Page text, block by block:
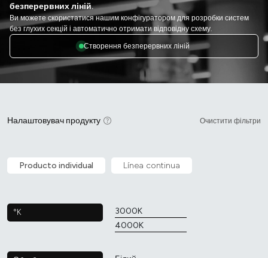
безперервних ліній.
Ви можете скористатися нашим конфігуратором для розробки систем
без глухих секцій і автоматично отримати відповідну схему.
Створення безперервних ліній
Налаштовувач продукту Очистити фільтри
Producto individual Línea continua
°K
3000K
4000K